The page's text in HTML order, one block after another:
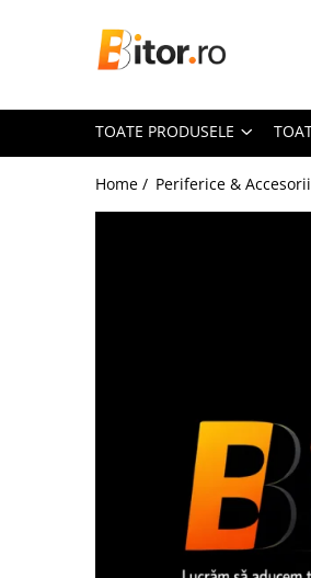
Toate Produsele
Laptop-uri Gaming
Laptop-uri Workstation
Imprimante & Multifuncționale
Imprimanta Laser Mono
TOATE PRODUSELE
Home / Periferice &